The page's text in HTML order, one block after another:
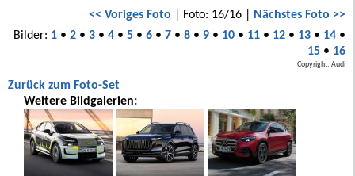
<< Voriges Foto | Foto: 16/16 | Nächstes Foto >>
Bilder: 1• 2• 3• 4• 5• 6• 7• 8• 9• 10• 11• 12• 13• 14•
15• 16
Copyright: Audi
Zurück zum Foto-Set
Weitere Bildgalerien: